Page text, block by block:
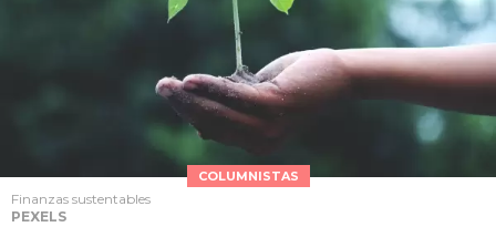
COLUMNISTAS
Finanzas sustentables
PEXELS